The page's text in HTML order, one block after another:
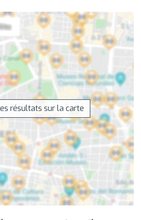
résultats sur la carte